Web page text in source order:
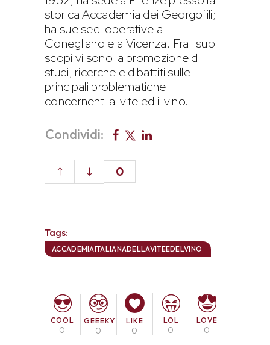
storica Accademia dei Georgofili;
ha sue sedi operative a
Conegliano e a Vicenza. Fra i suoi
scopi vi sono la promozione di
studi, ricerche e dibattiti sulle
principali problematiche
concernenti al vite ed il vino.
Condividi:
0
Tags:
ACCADEMIAITALIANADELLAVITEEDELVINO
COOL
0
GEEEKY
0
LIKE
0
LOL
0
LOVE
0